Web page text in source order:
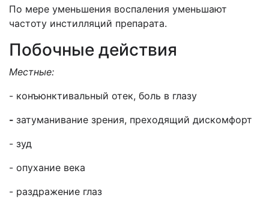
По мере уменьшения воспаления уменьшают
частоту инстилляций препарата.
Побочные действия
Местные:
- конъюнктивальный отек, боль в глазу
- затуманивание зрения, преходящий дискомфорт
- зуд
- опухание века
- раздражение глаз